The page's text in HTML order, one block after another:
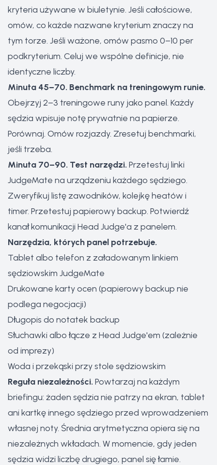
kryteria używane w biuletynie. Jeśli całościowe,
omów, co każde nazwane kryterium znaczy na
tym torze. Jeśli ważone, omów pasmo 0–10 per
podkryterium. Celuj we wspólne definicje, nie
identyczne liczby.
Minuta 45–70. Benchmark na treningowym runie.
Obejrzyj 2–3 treningowe runy jako panel. Każdy
sędzia wpisuje notę prywatnie na papierze.
Porównaj. Omów rozjazdy. Zresetuj benchmarki,
jeśli trzeba.
Minuta 70–90. Test narzędzi. Przetestuj linki
JudgeMate na urządzeniu każdego sędziego.
Zweryfikuj listę zawodników, kolejkę heatów i
timer. Przetestuj papierowy backup. Potwierdź
kanał komunikacji Head Judge'a z panelem.
Narzędzia, których panel potrzebuje.
Tablet albo telefon z załadowanym linkiem
sędziowskim JudgeMate
Drukowane karty ocen (papierowy backup nie
podlega negocjacji)
Długopis do notatek backup
Słuchawki albo łącze z Head Judge'em (zależnie
od imprezy)
Woda i przekąski przy stole sędziowskim
Reguła niezależności. Powtarzaj na każdym
briefingu: żaden sędzia nie patrzy na ekran, tablet
ani kartkę innego sędziego przed wprowadzeniem
własnej noty. Średnia arytmetyczna opiera się na
niezależnych wkładach. W momencie, gdy jeden
sędzia widzi liczbę drugiego, panel się łamie.